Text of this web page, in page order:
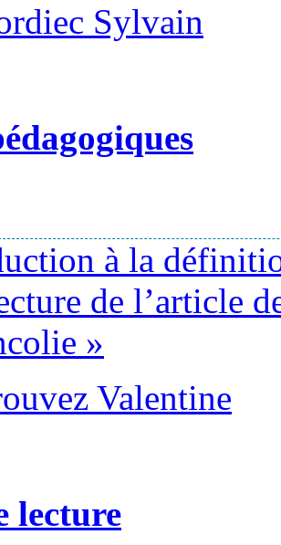
Sylvain
à la
de l’article
»
Valentine
lecture